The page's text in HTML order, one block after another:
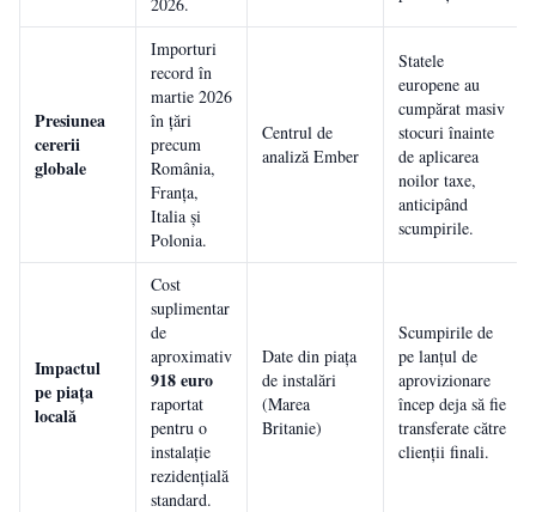
Presiunea
cererii
globale
Importuri
record în
martie 2026
în țări
precum
România,
Franța,
Italia și
Polonia.
Centrul de
analiză Ember
Statele
europene au
cumpărat masiv
stocuri înainte
de aplicarea
noilor taxe,
anticipând
scumpirile.
Impactul
pe piața
locală
Cost
suplimentar
de
aproximativ
918 euro
raportat
pentru o
instalație
rezidențială
standard.
Date din piața
de instalări
(Marea
Britanie)
Scumpirile de
pe lanțul de
aprovizionare
încep deja să fie
transferate către
clienții finali.